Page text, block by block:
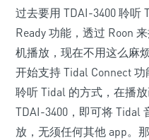
过去要用 TDAI-3400 聆听
Ready 功能，透过 Roon
机播放，现在不用这么麻
开始支持 Tidal Connect
聆听 Tidal 的方式，在播
TDAI-3400，即可将 Tidal
放，无须任何其他 app。